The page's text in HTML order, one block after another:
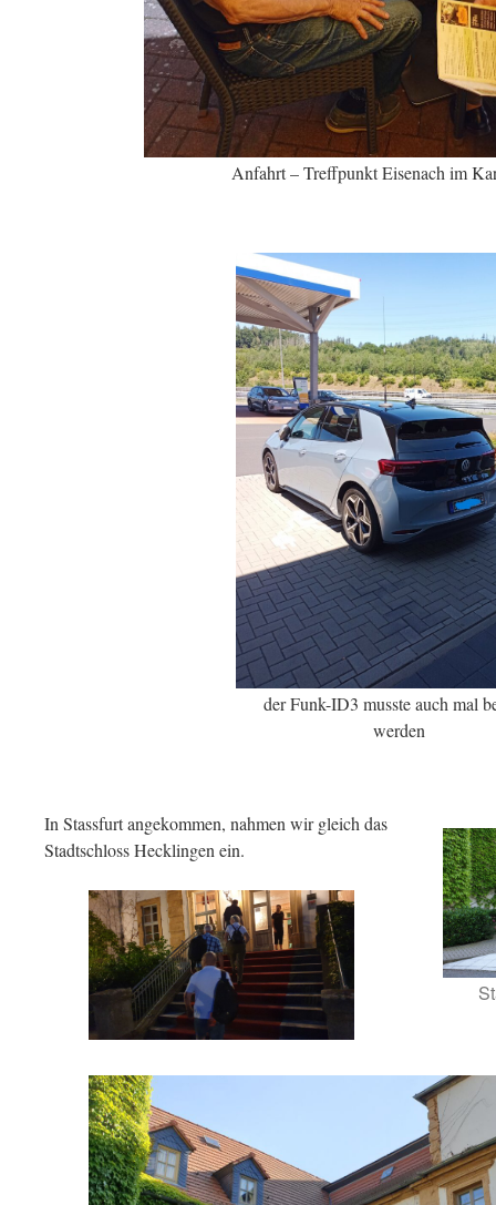
Anfahrt – Treffpunkt Eisenach im
der Funk-ID3 musste auch mal
werden
In Stassfurt angekommen, nahmen wir gleich das
Stadtschloss Hecklingen ein.